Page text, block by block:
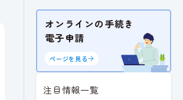
オンラインの手続き
電子申請
ページを見る
注目情報一覧